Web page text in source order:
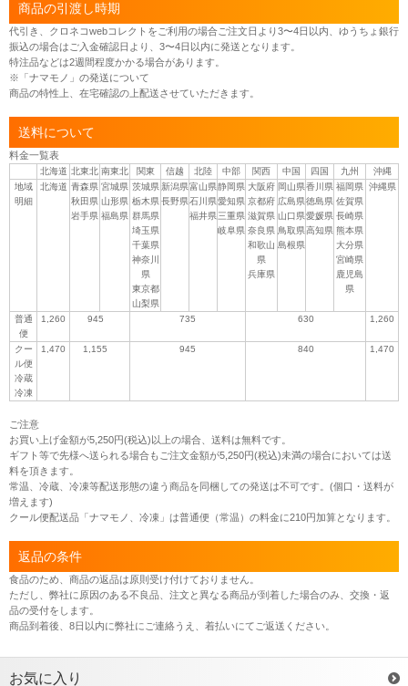
商品の引渡し時期
代引き、クロネコwebコレクトをご利用の場合ご注文日より3〜4日以内、ゆうちょ銀行
振込の場合はご入金確認日より、3〜4日以内に発送となります。
特注品などは2週間程度かかる場合があります。
※「ナマモノ」の発送について
商品の特性上、在宅確認の上配送させていただきます。
送料について
料金一覧表
北海道 北東北 南東北 関東 信越 北陸 中部 関西 中国 四国 九州
沖縄
地域
明細
北海道 青森県
秋田県
岩手県
宮城県
山形県
福島県
茨城県
栃木県
群馬県
埼玉県
千葉県
神奈川
県
東京都
山梨県
新潟県
長野県
富山県
石川県
福井県
静岡県
愛知県
三重県
岐阜県
大阪府
京都府
滋賀県
奈良県
和歌山
県
兵庫県
岡山県
広島県
山口県
鳥取県
島根県
香川県
徳島県
愛媛県
高知県
福岡県
佐賀県
長崎県
熊本県
大分県
宮崎県
鹿児島
県
沖縄県
普通
便
1,260 945 735 630 1,260
クー
ル便
冷蔵
冷凍
1,470 1,155 945 840 1,470
ご注意
お買い上げ金額が5,250円(税込)以上の場合、送料は無料です。
ギフト等で先様へ送られる場合もご注文金額が5,250円(税込)未満の場合においては送
料を頂きます。
常温、冷蔵、冷凍等配送形態の違う商品を同梱しての発送は不可です。(個口・送料が
増えます)
クール便配送品「ナマモノ、冷凍」は普通便（常温）の料金に210円加算となります。
返品の条件
食品のため、商品の返品は原則受け付けておりません。
ただし、弊社に原因のある不良品、注文と異なる商品が到着した場合のみ、交換・返
品の受付をします。
商品到着後、8日以内に弊社にご連絡うえ、着払いにてご返送ください。
お気に入り